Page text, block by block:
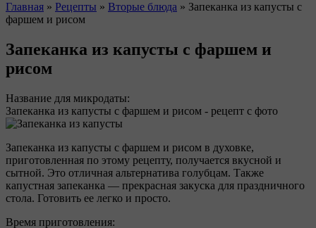
Главная » Рецепты » Вторые блюда » Запеканка из капусты с
фаршем и рисом
Запеканка из капусты с фаршем и
рисом
Название для микродаты:
Запеканка из капусты с фаршем и рисом - рецепт с фото
Запеканка из капусты с фаршем и рисом в духовке,
приготовленная по этому рецепту, получается вкусной и
сытной. Это отличная альтернатива голубцам. Также
капустная запеканка — прекрасная закуска для праздничного
стола. Готовить ее легко и просто.
Время приготовления: